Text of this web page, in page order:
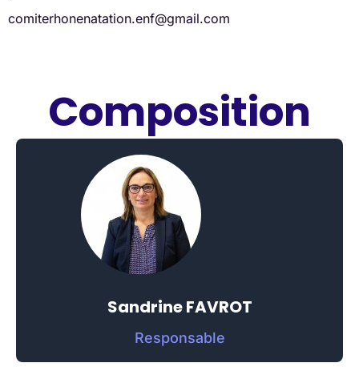
comiterhonenatation.enf@gmail.com
Composition
Sandrine FAVROT
Responsable